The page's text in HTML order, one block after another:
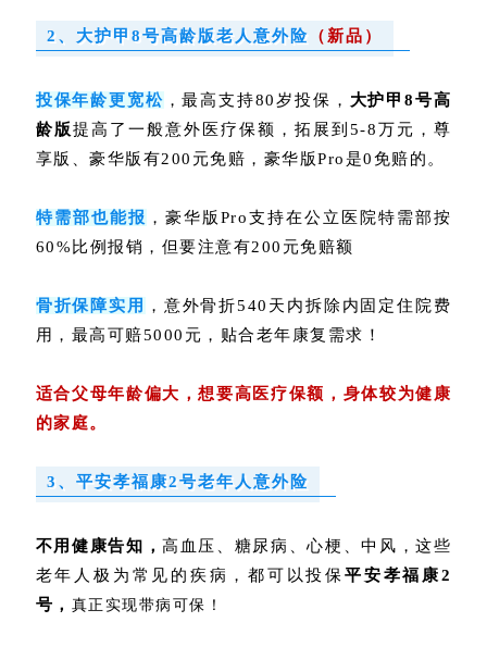
2、大护甲8号高龄版老人意外险 （新品）
投保年龄更宽松 ，最高支持80岁投保， 大护甲8号高
龄版提高了一般意外医疗保额，拓展到5-8万元，尊
享版、豪华版有200元免赔，豪华版Pro是0免赔的。
特需部也能报 ，豪华版Pro支持在公立医院特需部按
60%比例报销，但要注意有200元免赔额
骨折保障实用
，意外骨折540天内拆除内固定住院费
用，最高可赔5000元，贴合老年康复需求！
适合父母年龄偏大，想要高医疗保额，身体较为健康
的家庭。
3、平安孝福康2号老年人意外险
不用健康告知 ，高血压、糖尿病、心梗、中风，这些
老年人极为常见的疾病，都可以投保 平安孝福康2
号， 真正实现带病可保！